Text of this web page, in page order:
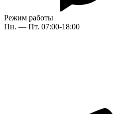
Режим работы
Пн. — Пт. 07:00-18:00